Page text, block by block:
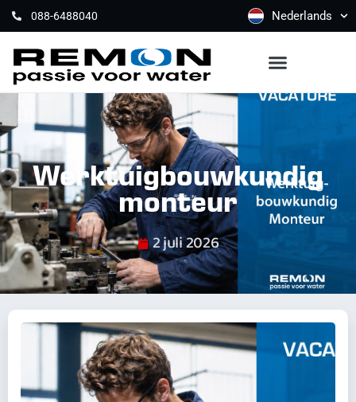
088-6488040 Nederlands
Werktuigbouwkundig
monteur
2 juli 2026